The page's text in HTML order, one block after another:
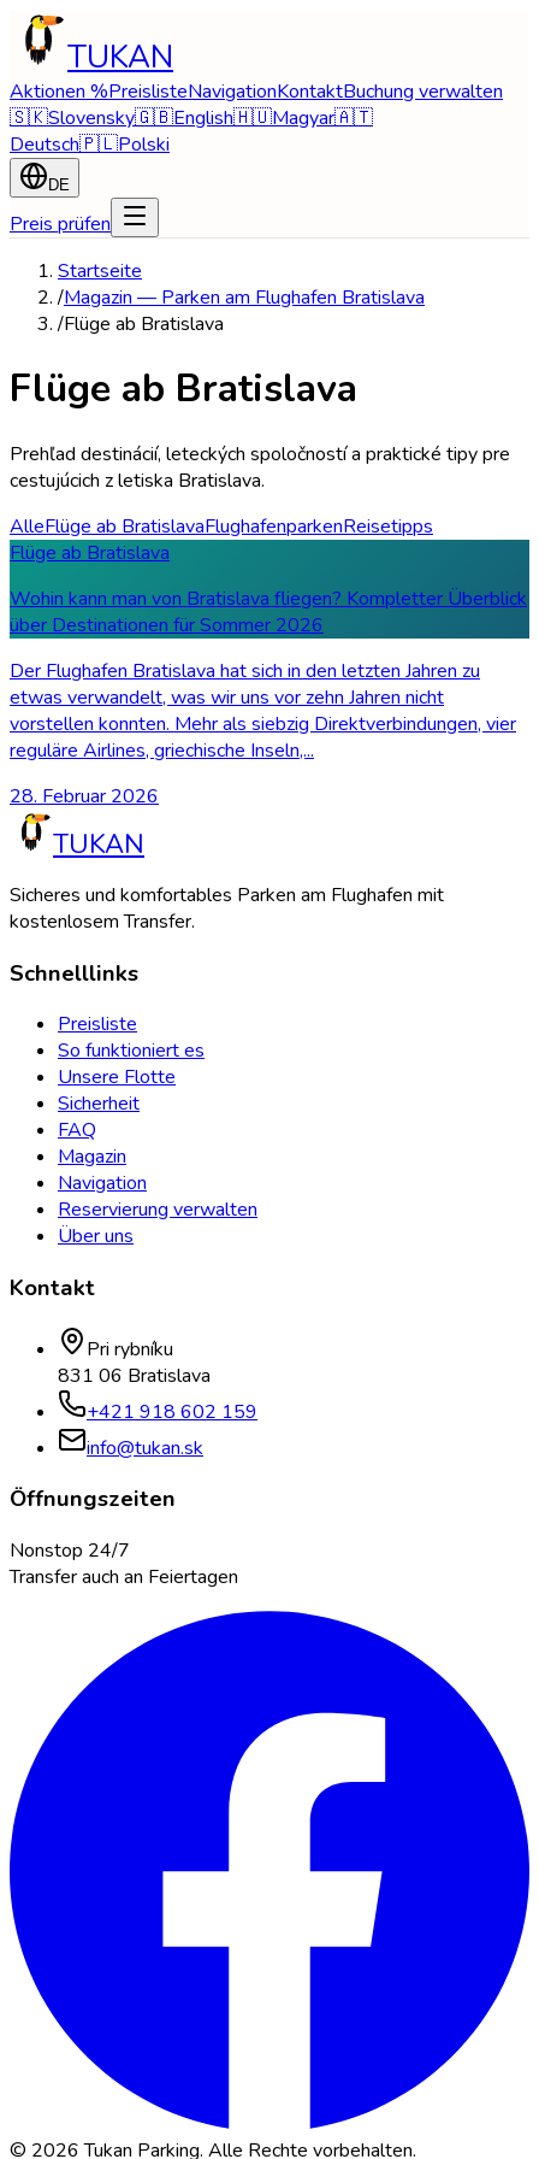
TUKAN
Aktionen %PreislisteNavigationKontaktBuchung verwalten
🇸🇰Slovensky🇬🇧English🇭🇺Magyar🇦🇹
Deutsch🇵🇱Polski
DE
Preis prüfen
Startseite
/Magazin — Parken am Flughafen Bratislava
/Flüge ab Bratislava
Flüge ab Bratislava
Prehľad destinácií, leteckých spoločností a praktické tipy pre
cestujúcich z letiska Bratislava.
AlleFlüge ab BratislavaFlughafenparkenReisetipps
Flüge ab Bratislava
Wohin kann man von Bratislava fliegen? Kompletter Überblick
über Destinationen für Sommer 2026
Der Flughafen Bratislava hat sich in den letzten Jahren zu
etwas verwandelt, was wir uns vor zehn Jahren nicht
vorstellen konnten. Mehr als siebzig Direktverbindungen, vier
reguläre Airlines, griechische Inseln,...
28. Februar 2026
TUKAN
Sicheres und komfortables Parken am Flughafen mit
kostenlosem Transfer.
Schnelllinks
Preisliste
So funktioniert es
Unsere Flotte
Sicherheit
FAQ
Magazin
Navigation
Reservierung verwalten
Über uns
Kontakt
Pri rybníku
831 06 Bratislava
+421 918 602 159
info@tukan.sk
Öffnungszeiten
Nonstop 24/7
Transfer auch an Feiertagen
© 2026 Tukan Parking. Alle Rechte vorbehalten.